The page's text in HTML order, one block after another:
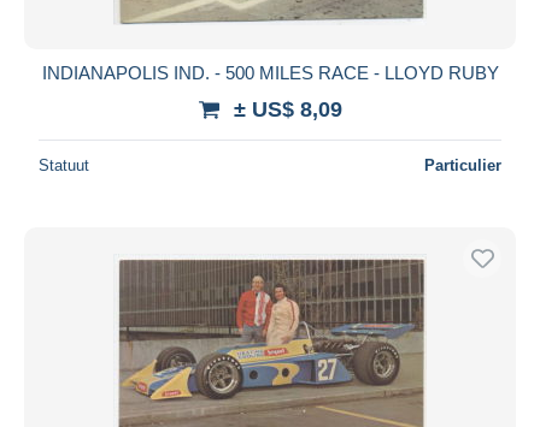
INDIANAPOLIS IND. - 500 MILES RACE - LLOYD RUBY
± US$ 8,09
Statuut Particulier